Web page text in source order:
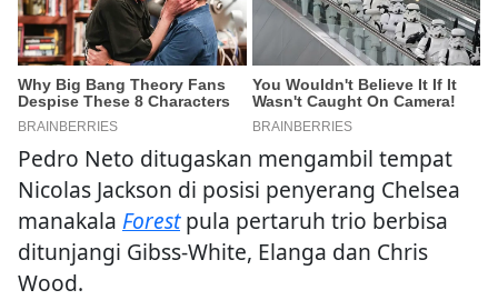
Pedro Neto ditugaskan mengambil tempat
Nicolas Jackson di posisi penyerang Chelsea
manakala Forestpula pertaruh trio berbisa
ditunjangi Gibss-White, Elanga dan Chris
Wood.